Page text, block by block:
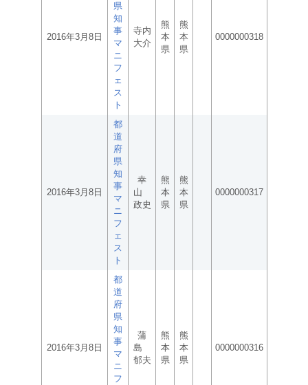
2016年3月8日
県
知
事
マ
ニ
フ
ェ
ス
ト
寺内
大介
熊
本
県
熊
本
県
0000000318
2016年3月8日
都
道
府
県
知
事
マ
ニ
フ
ェ
ス
ト
幸
山
政史
熊
本
県
熊
本
県
0000000317
2016年3月8日
都
道
府
県
知
事
マ
ニ
フ
蒲
島
郁夫
熊
本
県
熊
本
県
0000000316